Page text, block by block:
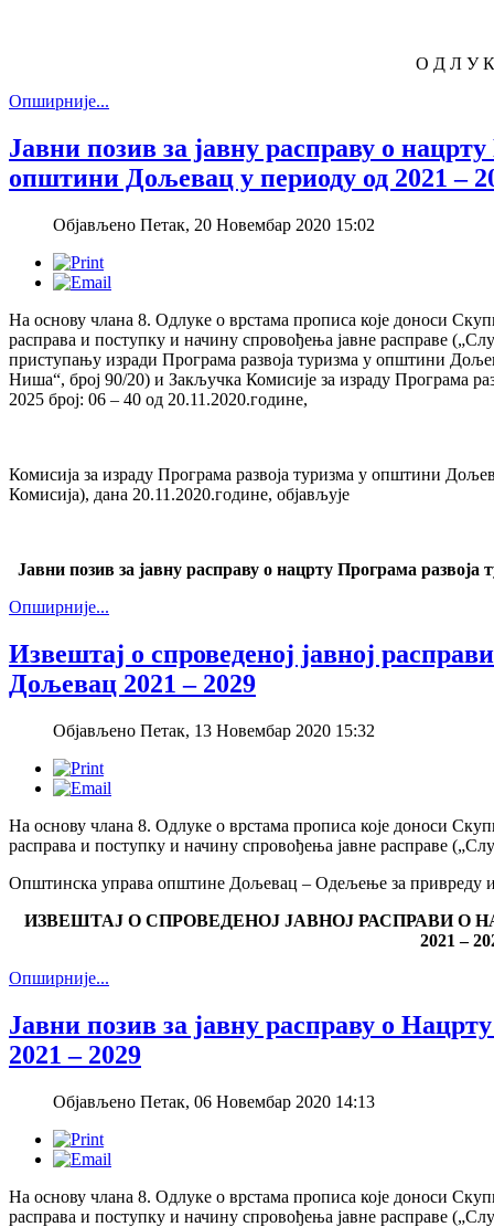
О Д Л У
Опширније...
Јавни позив за јавну расправу о
општини Дољевац у периоду од 2021 –
Објављено Петак, 20 Новембар 2020 15:02
На основу члана 8. Одлуке о врстама прописа које доноси
расправа и поступку и начину спровођења јавне расправе
приступању изради Програма развоја туризма у општини
Ниша“, број 90/20) и Закључка Комисије за израду Програма
2025 број: 06 – 40 од 20.11.2020.године,
Комисија за израду Програма развоја туризма у општини
Комисија), дана 20.11.2020.године, објављује
Јавни позив за јавну расправу о нацрту Програма
Опширније...
Извештај о спроведеној јавној
Дoљевац 2021 – 2029
Објављено Петак, 13 Новембар 2020 15:32
На основу члана 8. Одлуке о врстама прописа које доноси
расправа и поступку и начину спровођења јавне расправе
Општинска управа општине Дољевац – Одељење за привреду и
ИЗВЕШТАЈ О СПРОВЕДЕНОЈ ЈАВНОЈ РАСПРАВИ О
2021 –
Опширније...
Јавни позив за јавну расправу о
2021 – 2029
Објављено Петак, 06 Новембар 2020 14:13
На основу члана 8. Одлуке о врстама прописа које доноси
расправа и поступку и начину спровођења јавне расправе